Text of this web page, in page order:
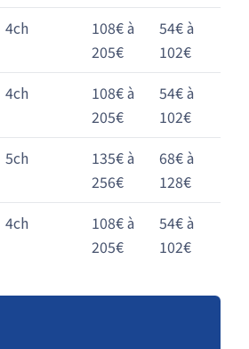
4ch
108€ à
205€
54€ à
102€
4ch
108€ à
205€
54€ à
102€
5ch
135€ à
256€
68€ à
128€
4ch
108€ à
205€
54€ à
102€